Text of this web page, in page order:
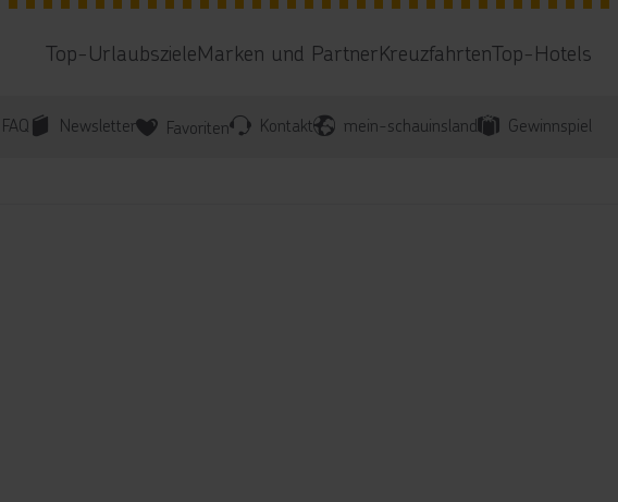
Top-UrlaubszieleMarken und PartnerKreuzfahrtenTop-Hotels
FAQ Newsletter Favoriten Kontakt mein-schauinsland Gewinnspiel